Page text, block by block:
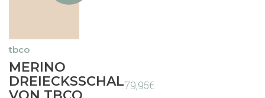
tbco
Dieses
Produkt
weist
MERINO
DREIECKSSCHAL79,95€